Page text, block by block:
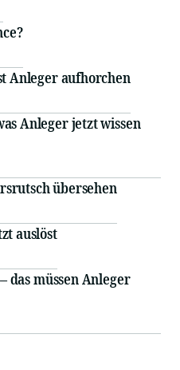
Anleger aufhorchen
Anleger jetzt wissen
übersehen
auslöst
das müssen Anleger